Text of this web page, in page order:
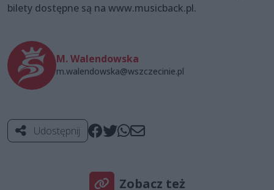
bilety dostępne są na www.musicback.pl.
M. Walendowska
m.walendowska@wszczecinie.pl
Udostępnij
Zobacz też